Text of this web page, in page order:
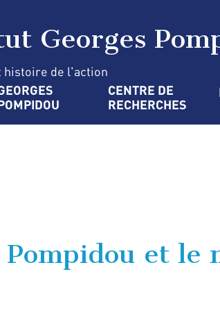
Georges
histoire de l'action
CENTRE DE
RECHERCHES
Pompidou et le